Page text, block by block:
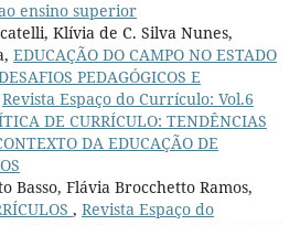
ensino superior
Klívia de C. Silva Nunes,
EDUCAÇÃO DO CAMPO NO ESTADO
PEDAGÓGICOS E
Revista Espaço do Currículo: Vol.6
DE CURRÍCULO: TENDÊNCIAS
DA EDUCAÇÃO DE
Basso, Flávia Brocchetto Ramos,
, Revista Espaço do